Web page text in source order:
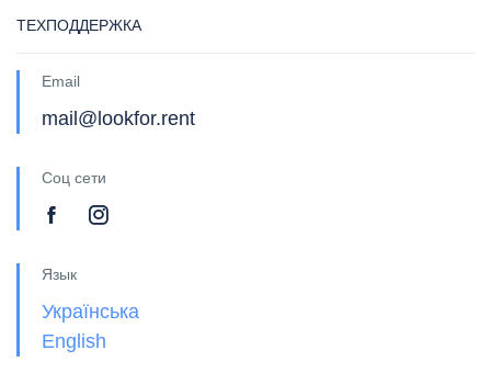
ТЕХПОДДЕРЖКА
Email
mail@lookfor.rent
Соц сети
Язык
Українська
English